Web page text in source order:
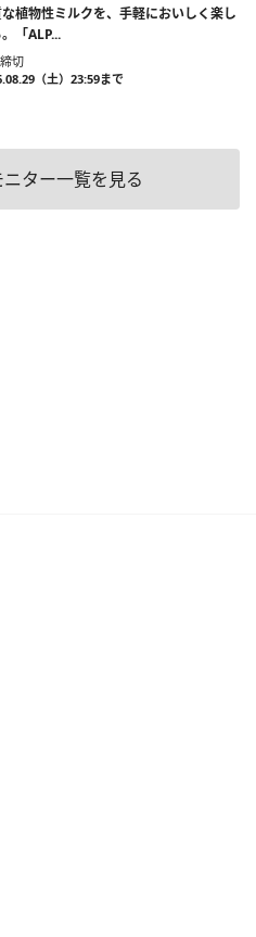
植物性ミルクを、手軽においしく楽し
「ALP...
切
（土）23:59まで
ター一覧を見る